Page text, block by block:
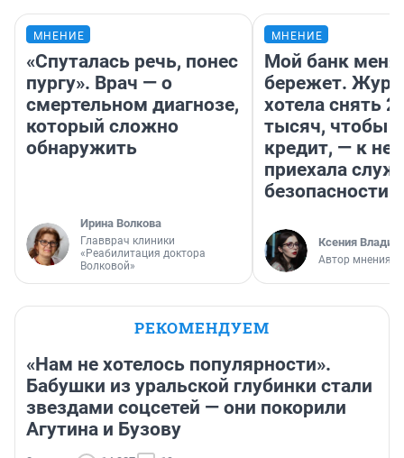
МНЕНИЕ
«Спуталась речь, понес
пургу». Врач — о
смертельном диагнозе,
который сложно
обнаружить
Ирина Волкова
Главврач клиники
«Реабилитация доктора
Волковой»
МНЕНИЕ
Мой банк меня
бережет.
хотела снять
тысяч, чтобы
кредит, — к
приехала
безопасности
Ксения
Автор мнения
РЕКОМЕНДУЕМ
«Нам не хотелось популярности».
Бабушки из уральской глубинки стали
звездами соцсетей — они покорили
Агутина и Бузову